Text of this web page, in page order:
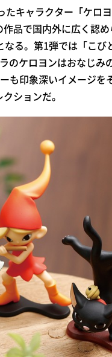
キャラクター「ケロ
品で国内外に広く認
る。第1弾では「こび
のケロヨンはおなじみ
も印象深いイメージを
ションだ。